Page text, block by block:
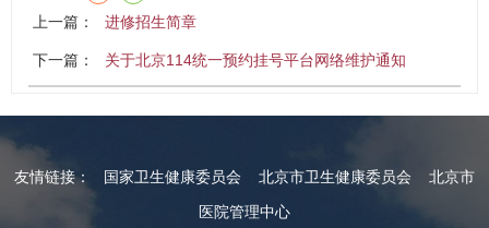
上一篇： 进修招生简章
下一篇： 关于北京114统一预约挂号平台网络维护通知
友情链接： 国家卫生健康委员会 北京市卫生健康委员会
北京市
医院管理中心